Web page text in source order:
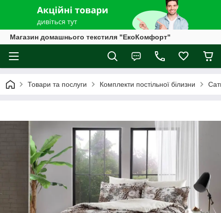
Магазин домашнього текстиля "ЕкоКомфорт"
Товари та послуги Комплекти постільної білизни